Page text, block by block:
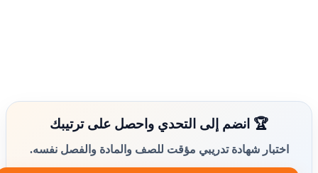
🏆 انضم إلى التحدي واحصل على ترتيبك
اختبار شهادة تدريبي مؤقت للصف والمادة والفصل نفسه.